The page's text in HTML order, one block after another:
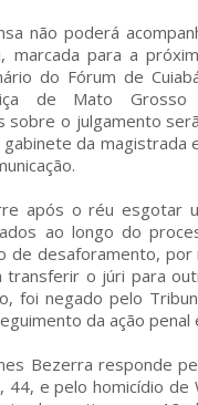
não poderá
marcada para a
do Fórum de
de Mato Grosso
sobre o julgamento
da magistrada
após o réu esgotar
ao longo do
de desaforamento, por
transferir o júri para
foi negado pelo
da ação penal
Bezerra responde
44, e pelo homicídio de